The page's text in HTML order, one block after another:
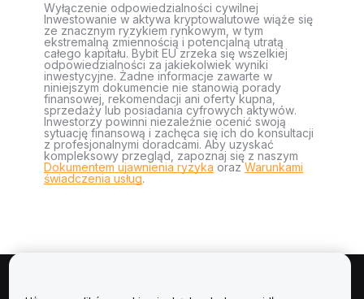
Wyłączenie odpowiedzialności cywilnej
Inwestowanie w aktywa kryptowalutowe wiąże się
ze znacznym ryzykiem rynkowym, w tym
ekstremalną zmiennością i potencjalną utratą
całego kapitału. Bybit EU zrzeka się wszelkiej
odpowiedzialności za jakiekolwiek wyniki
inwestycyjne. Żadne informacje zawarte w
niniejszym dokumencie nie stanowią porady
finansowej, rekomendacji ani oferty kupna,
sprzedaży lub posiadania cyfrowych aktywów.
Inwestorzy powinni niezależnie ocenić swoją
sytuację finansową i zachęca się ich do konsultacji
z profesjonalnymi doradcami. Aby uzyskać
kompleksowy przegląd, zapoznaj się z naszym
Dokumentem ujawnienia ryzyka orazWarunkami
świadczenia usług.
Informacje